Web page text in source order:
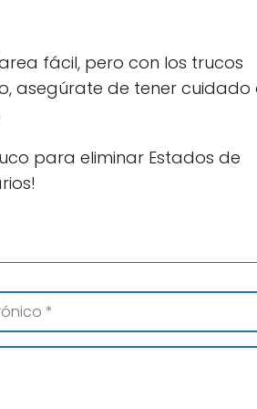
fácil, pero con los trucos
asegúrate de tener cuidado
para eliminar Estados de